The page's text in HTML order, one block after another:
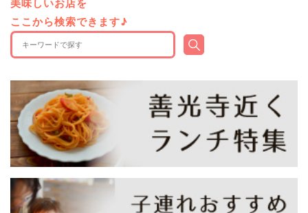
美味しいお店を
ここから検索できます♪